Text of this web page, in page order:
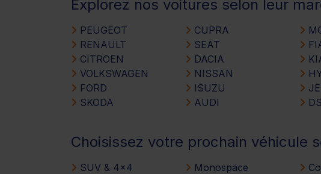
Explorez nos voitures selon leur
PEUGEOT
RENAULT
CITROEN
VOLKSWAGEN
FORD
SKODA
CUPRA
SEAT
DACIA
NISSAN
ISUZU
AUDI
DS
Choisissez votre prochain véhicule
SUV & 4x4
Monospace